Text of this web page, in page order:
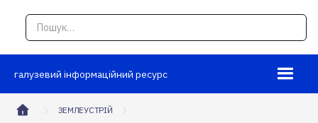
галузевий інформаційний ресурс
ЗЕМЛЕУСТРІЙ